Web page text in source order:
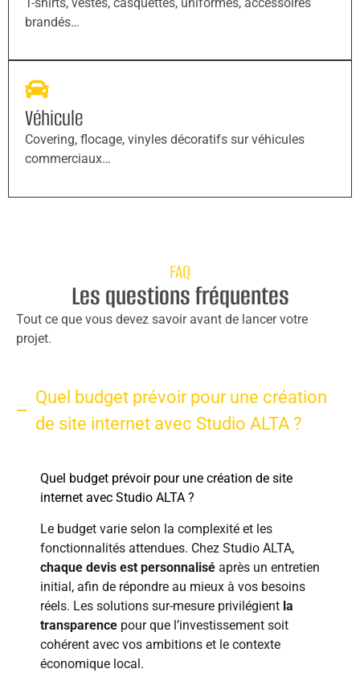
brandés…
Véhicule
Covering, flocage, vinyles décoratifs sur véhicules
commerciaux…
FAQ
Les questions fréquentes
Tout ce que vous devez savoir avant de lancer votre
projet.
Quel budget prévoir pour une création
de site internet avec Studio ALTA ?
Quel budget prévoir pour une création de site
internet avec Studio ALTA ?
Le budget varie selon la complexité et les
fonctionnalités attendues. Chez Studio ALTA,
chaque devis est personnalisé après un entretien
initial, afin de répondre au mieux à vos besoins
réels. Les solutions sur-mesure privilégient la
transparence pour que l’investissement soit
cohérent avec vos ambitions et le contexte
économique local.